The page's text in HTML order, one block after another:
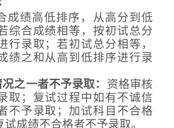
成绩高低排序，从高分到低
综合成绩相等，按初试总分
行录取；若初试总分相等，
绩之和从高到低排序进行录
之一者不予录取： 资格审核
取；复试过程中如有不诚信
不予录取；加试科目不合格
成绩不合格者不予录取。